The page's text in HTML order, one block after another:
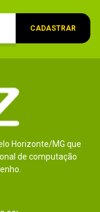
CADASTRAR
Horizonte/MG que
de computação